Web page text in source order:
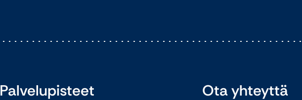
Palvelupisteet Ota yhteyttä